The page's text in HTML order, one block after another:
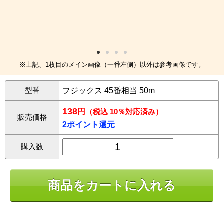
※上記、1枚目のメイン画像（一番左側）以外は参考画像です。
型番 フジックス 45番相当 50m
販売価格
138円
（税込 10％対応済み）
2ポイント還元
購入数